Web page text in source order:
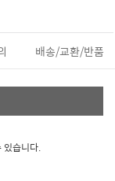
배송/교환/반품
습니다.